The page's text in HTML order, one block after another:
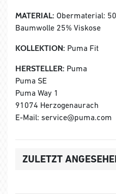
MATERIAL: Obermaterial:
Baumwolle 25% Viskose
KOLLEKTION: Puma Fit
HERSTELLER: Puma
Puma SE
Puma Way 1
91074 Herzogenaurach
E-Mail: service@puma.com
ZULETZT